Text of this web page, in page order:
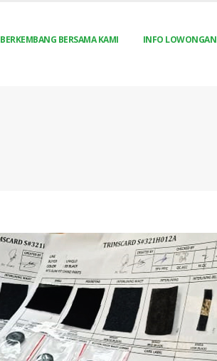
BERKEMBANG BERSAMA KAMI INFO LOWONGAN